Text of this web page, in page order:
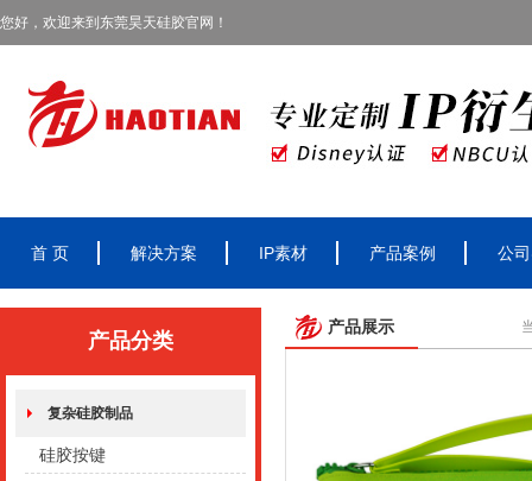
您好，欢迎来到东莞昊天硅胶官网！
首 页 解决方案 IP素材 产品案例 公
产品分类
复杂硅胶制品
硅胶按键
产品展示